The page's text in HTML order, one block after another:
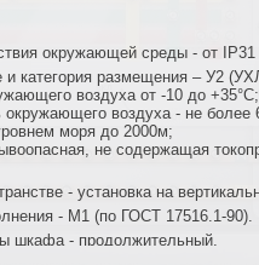
окружающей среды - от
и категория размещения – У2
воздуха от -10 до +35°С;
окружающего воздуха - не более
моря до 2000м;
не содержащая
- установка на
- М1 (по ГОСТ 17516.1-90).
шкафа - продолжительный.